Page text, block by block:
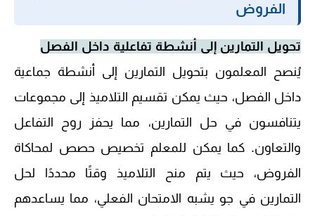
الفروض
تحويل التمارين إلى أنشطة تفاعلية داخل الفصل
يُنصح المعلمون بتحويل التمارين إلى أنشطة جماعية
داخل الفصل، حيث يمكن تقسيم التلاميذ إلى مجموعات
يتنافسون في حل التمارين، مما يحفز روح التفاعل
والتعاون. كما يمكن للمعلم تخصيص حصص لمحاكاة
الفروض، حيث يتم منح التلاميذ وقتًا محددًا لحل
التمارين في جو يشبه الامتحان الفعلي، مما يساعدهم